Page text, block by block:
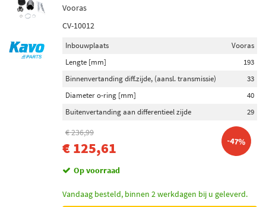
Vooras
CV-10012
Inbouwplaats
Vooras
Lengte [mm]
193
Binnenvertanding diff.zijde, (aansl. transmissie)
33
Diameter o-ring [mm]
40
Buitenvertanding aan differentieel zijde
29
€ 236,99
€ 125,61 -47%
Op voorraad
Vandaag besteld, binnen 2 werkdagen bij u geleverd.